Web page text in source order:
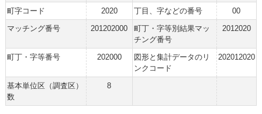
町字コード
2020 丁目、字などの番号
00
マッチング番号
201202000
町丁・字等別結果マッ
チング番号
2012020
町丁・字等番号 202000
図形と集計データのリ
ンクコード
202012020
基本単位区（調査区）
数
8